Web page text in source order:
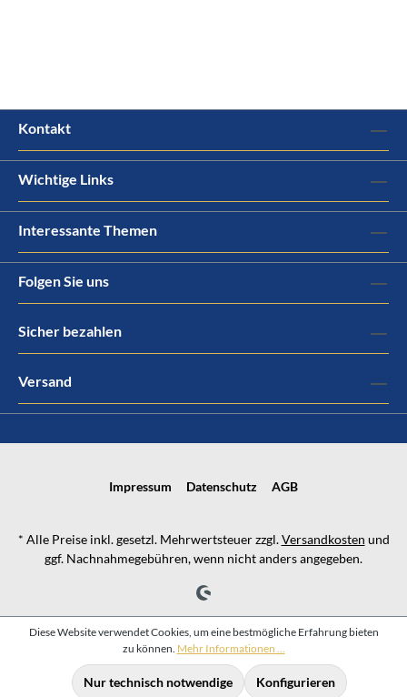
Kontakt
Wichtige Links
Interessante Themen
Folgen Sie uns
Sicher bezahlen
Versand
Impressum Datenschutz AGB
* Alle Preise inkl. gesetzl. Mehrwertsteuer zzgl.Versandkosten und
ggf. Nachnahmegebühren, wenn nicht anders angegeben.
Diese Website verwendet Cookies, um eine bestmögliche Erfahrung bieten
zu können. Mehr Informationen ...
Nur technisch notwendige Konfigurieren